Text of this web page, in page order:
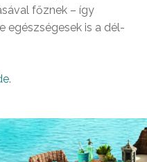
főznek – így
egészségesek is a dél-
.